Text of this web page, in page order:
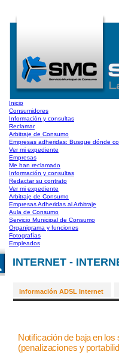
Inicio
Consumidores
Información y consultas
Reclamar
Arbitraje de Consumo
Empresas adheridas: Busque dónde
Ver mi expediente
Empresas
Me han reclamado
Información y consultas
Redactar su contrato
Ver mi expediente
Arbitraje de Consumo
Empresas Adheridas al Arbitraje
Aula de Consumo
Servicio Municipal de Consumo
Organigrama y funciones
Fotografías
Empleados
INTERNET -
Información ADSL Internet
Notificación de baja en los
(penalizaciones y